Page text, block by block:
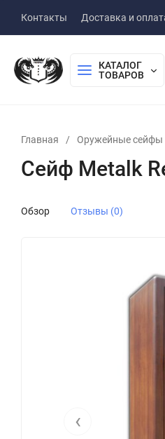
Контакты Доставка и
КАТАЛОГ
ТОВАРОВ
Главная / Оружейные сейфы
Сейф Metalk
Обзор Отзывы (0)
‹